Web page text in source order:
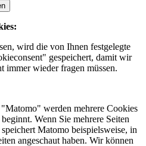
wird die von Ihnen festgelegte
gespeichert, damit wir
immer wieder fragen müssen.
werden mehrere Cookies
Wenn Sie mehrere Seiten
Matomo beispielsweise, in
angeschaut haben. Wir können